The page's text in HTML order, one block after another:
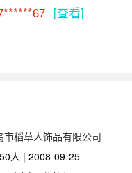
[查看]
市稻草人饰品有限公司
人 | 2008-09-25